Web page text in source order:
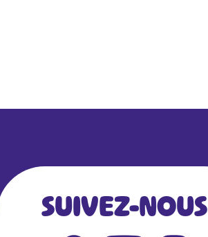
SUIVEZ-NOUS